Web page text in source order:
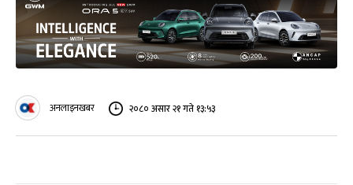
अनलाइनखबर २०८० असार २१ गते १३:५३